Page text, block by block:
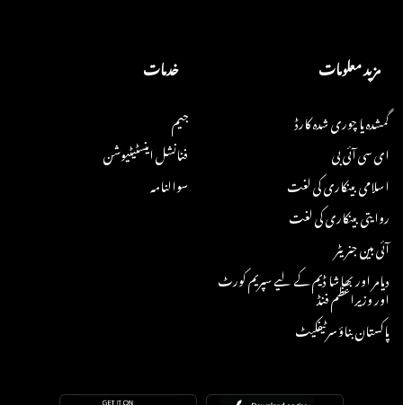
مزید معلومات
گمشدہ یا چوری شدہ کارڈ
ای سی آئی بی
اسلامی بینکاری کی لغت
روایتی بینکاری کی لغت
آئی بین جنریٹر
دیامر اور بھاشا ڈیم کے لیے سپریم کورٹ
اور وزیراعظم فنڈ
پاکستان بناؤ سرٹیفکیٹ
خدمات
جیم
فنانشل اینسٹیٹیوشن
سوالنامہ